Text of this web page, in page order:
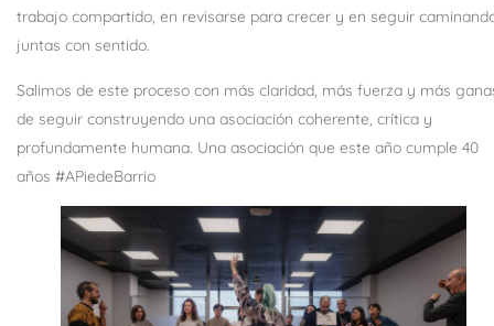
trabajo compartido, en revisarse para crecer y en seguir
juntas con sentido.
Salimos de este proceso con más claridad, más fuerza y más
de seguir construyendo una asociación coherente, crítica y
profundamente humana. Una asociación que este año cumple 40
años #APiedeBarrio